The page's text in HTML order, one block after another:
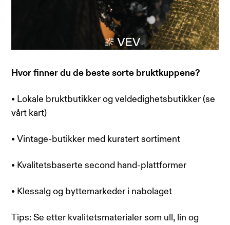
Hvor finner du de beste sorte bruktkuppene?
• Lokale bruktbutikker og veldedighetsbutikker (se
vårt kart)
• Vintage-butikker med kuratert sortiment
• Kvalitetsbaserte second hand-plattformer
• Klessalg og byttemarkeder i nabolaget
Tips: Se etter kvalitetsmaterialer som ull, lin og